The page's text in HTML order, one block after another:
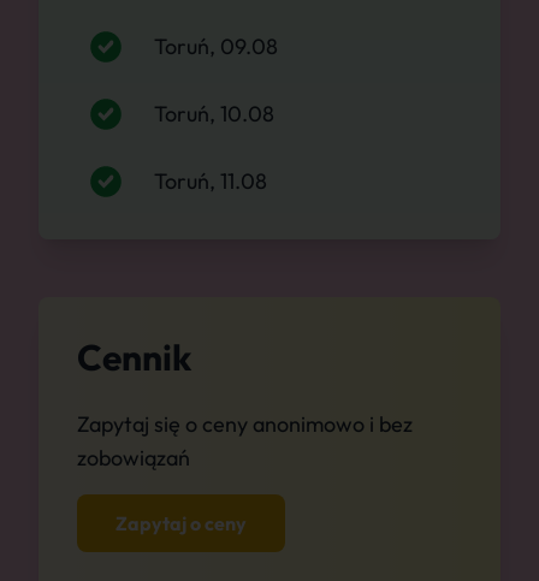
Toruń, 09.08
Toruń, 10.08
Toruń, 11.08
Cennik
Zapytaj się o ceny anonimowo i bez
zobowiązań
Zapytaj o ceny